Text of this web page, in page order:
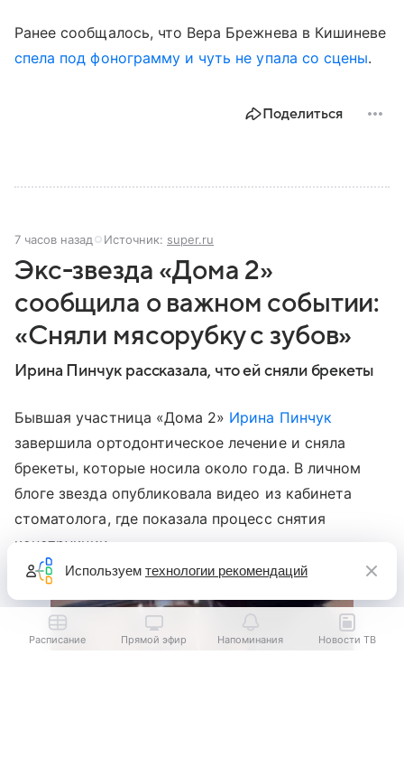
Ранее сообщалось, что Вера Брежнева в Кишиневе
спела под фонограмму и чуть не упала со сцены.
Поделиться
7 часов назад Источник: super.ru
Экс-звезда «Дома 2»
сообщила о важном событии:
«Сняли мясорубку с зубов»
Ирина Пинчук рассказала, что ей сняли брекеты
Бывшая участница «Дома 2» Ирина Пинчук
завершила ортодонтическое лечение и сняла
брекеты, которые носила около года. В личном
блоге звезда опубликовала видео из кабинета
стоматолога, где показала процесс снятия
конструкции.
Расписание Прямой эфир Напоминания Новости ТВ
Используем технологии рекомендаций